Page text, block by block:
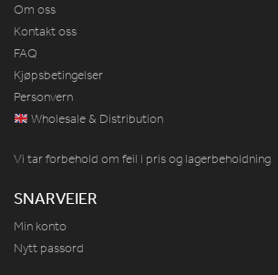
Om oss
Kontakt oss
FAQ
Kjøpsbetingelser
Personvern
Wholesale & Distribution
Vi tar forbehold om feil i pris og lagerbeholdning
SNARVEIER
Min konto
Nytt passord